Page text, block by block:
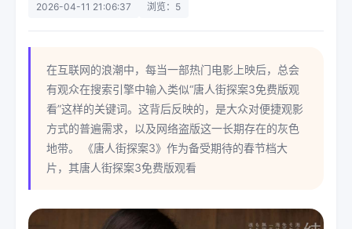
2026-04-11 21:06:37 浏览：5
在互联网的浪潮中，每当一部热门电影上映后，总会
有观众在搜索引擎中输入类似“唐人街探案3免费版观
看”这样的关键词。这背后反映的，是大众对便捷观影
方式的普遍需求，以及网络盗版这一长期存在的灰色
地带。 《唐人街探案3》作为备受期待的春节档大
片，其唐人街探案3免费版观看